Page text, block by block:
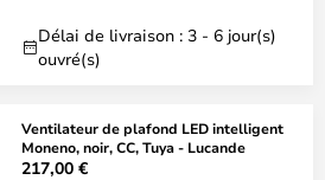
Délai de livraison : 3 - 6 jour(s)
ouvré(s)
Ventilateur de plafond LED intelligent
Moneno, noir, CC, Tuya - Lucande
217,00 €